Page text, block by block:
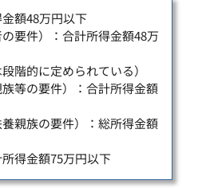
額48万円以下
要件）：合計所得金額48万
階的に定められている）
等の要件）：合計所得金額
親族の要件）：総所得金額
得金額75万円以下